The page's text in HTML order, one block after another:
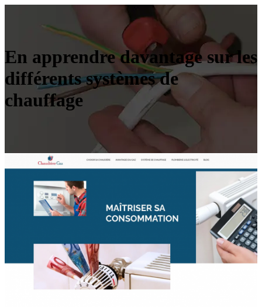
En apprendre davantage sur les
différents systèmes de
chauffage